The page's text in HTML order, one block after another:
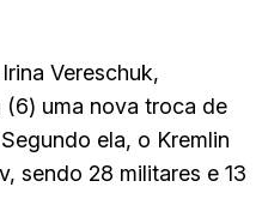
Vereschuk,
uma nova troca de
ela, o Kremlin
sendo 28 militares e 13